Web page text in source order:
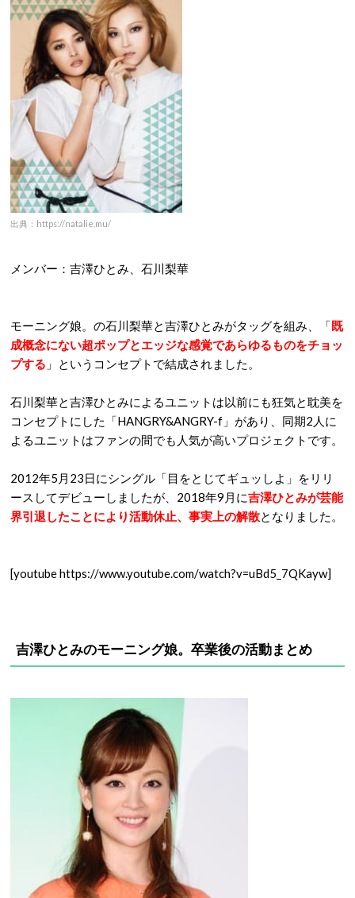
出典：https://natalie.mu/
メンバー：吉澤ひとみ、石川梨華
モーニング娘。の石川梨華と吉澤ひとみがタッグを組み、「既
成概念にない超ポップとエッジな感覚であらゆるものをチョッ
プする 」というコンセプトで結成されました。
石川梨華と吉澤ひとみによるユニットは以前にも狂気と耽美を
コンセプトにした「HANGRY&ANGRY-f」があり、同期2人に
よるユニットはファンの間でも人気が高いプロジェクトです。
2012年5月23日にシングル「目をとじてギュッしよ」をリリ
ースしてデビューしましたが、2018年9月に吉澤ひとみが芸能
界引退したことにより活動休止、事実上の解散となりました。
[youtube https://www.youtube.com/watch?v=uBd5_7QKayw]
吉澤ひとみのモーニング娘。卒業後の活動まとめ